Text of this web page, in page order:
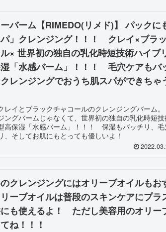
バーム【RIMEDO(リメド)】 パックに
」クレンジング！！！ クレイ×ブラッ
× 世界初の独自の乳化時短技術ハイブ
「水感バーム」！！！ 毛穴ケアもバ
レンジングでおうち肌スパができちゃ
レイとブラックチャコールのクレンジングバーム。
ングバームじゃなくて、世界初の独自の乳化時短
高保湿「水感バーム」！！！ 保湿もバッチリ、毛
、そしてお肌にもとっても優しいよ！
クレンジングにはオリーブオイルもお
ーブオイルは普段のスキンケアにプラ
にも使えるよ！ ただし美容用のオリー
ね！！！